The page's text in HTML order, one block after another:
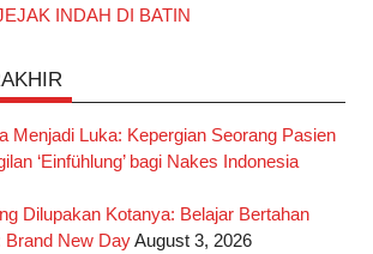
INDAH DI BATIN
Menjadi Luka: Kepergian Seorang Pasien
‘Einfühlung’ bagi Nakes Indonesia
Dilupakan Kotanya: Belajar Bertahan
Brand New DayAugust 3, 2026